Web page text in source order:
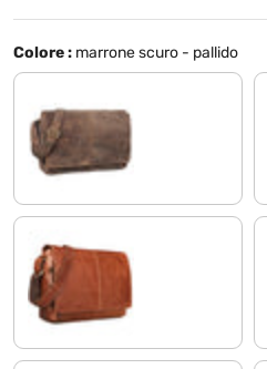
Colore : marrone scuro - pallido
morino - marrone
cognac lucente